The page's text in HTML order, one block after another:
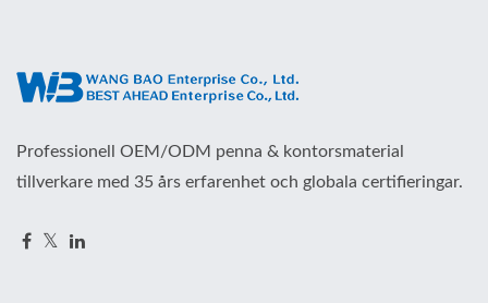
Professionell OEM/ODM penna & kontorsmaterial
tillverkare med 35 års erfarenhet och globala certifieringar.